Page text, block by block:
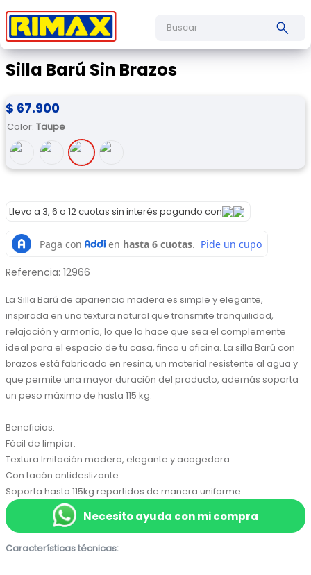
Silla Barú Sin Brazos
$ 67.900
Color: Taupe
Lleva a 3, 6 o 12 cuotas sin interés pagando con
Referencia: 12966
La Silla Barú de apariencia madera es simple y elegante,
inspirada en una textura natural que transmite tranquilidad,
relajación y armonía, lo que la hace que sea el complemente
ideal para el espacio de tu casa, finca u oficina. La silla Barú con
brazos está fabricada en resina, un material resistente al agua y
que permite una mayor duración del producto, además soporta
un peso máximo de hasta 115 kg.
Beneficios:
Fácil de limpiar.
Textura Imitación madera, elegante y acogedora
Con tacón antideslizante.
Soporta hasta 115kg repartidos de manera uniforme
Necesito ayuda con mi compra
Características técnicas: